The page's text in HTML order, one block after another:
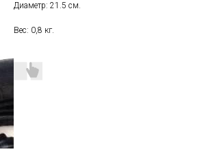
Диаметр: 21.5 см.
Вес: 0,8 кг.